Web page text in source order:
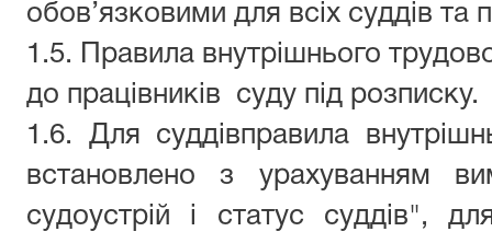
обов’язковими для всіх суддів та
1.5. Правила внутрішнього
до працівників
суду під розписку.
1.6. Для суддівправила
встановлено з урахуванням
судоустрій і статус суддів",